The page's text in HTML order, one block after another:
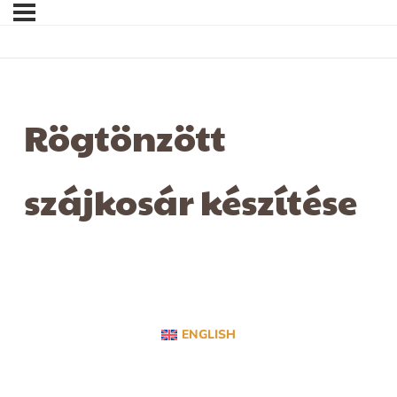
Rögtönzött
szájkosár készítése
ENGLISH